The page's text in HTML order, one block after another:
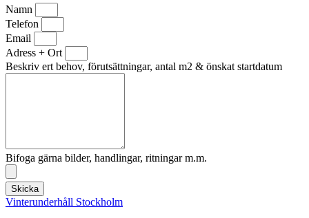
Namn
Telefon
Email
Adress + Ort
Beskriv ert behov, förutsättningar, antal m2 & önskat startdatum
Bifoga gärna bilder, handlingar, ritningar m.m.
Skicka
Vinterunderhåll Stockholm